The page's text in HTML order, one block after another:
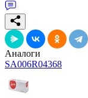
Аналоги
SA006R04368